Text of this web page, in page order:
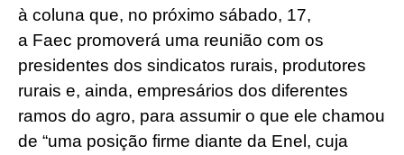
à coluna que, no próximo sábado, 17,
a Faec promoverá uma reunião com os
presidentes dos sindicatos rurais, produtores
rurais e, ainda, empresários dos diferentes
ramos do agro, para assumir o que ele chamou
de “uma posição firme diante da Enel, cuja